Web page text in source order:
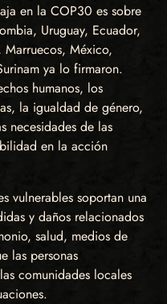
en la COP30 es sobre
Uruguay, Ecuador,
México,
ya lo firmaron.
humanos, los
la igualdad de género,
necesidades de las
en la acción
vulnerables soportan una
y daños relacionados
salud, medios de
las personas
comunidades locales